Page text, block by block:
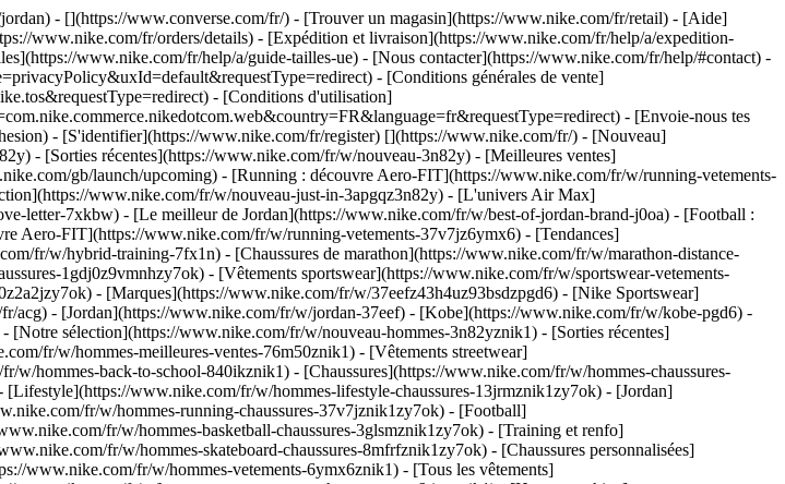
- [](https://www.converse.com/fr/) - [Trouver un magasin](https://www.nike.com/fr/retail) - [Aide]
www.nike.com/fr/orders/details) - [Expédition et livraison](https://www.nike.com/fr/help/a/expedition-
www.nike.com/fr/help/a/guide-tailles-ue) - [Nous contacter](https://www.nike.com/fr/help/#contact) -
- [Conditions générales de vente]
- [Conditions d'utilisation]
- [Envoie-nous tes
- [S'identifier](https://www.nike.com/fr/register) [](https://www.nike.com/fr/) - [Nouveau]
- [Sorties récentes](https://www.nike.com/fr/w/nouveau-3n82y) - [Meilleures ventes]
gb/launch/upcoming) - [Running : découvre Aero-FIT](https://www.nike.com/fr/w/running-vetements-
www.nike.com/fr/w/nouveau-just-in-3apgqz3n82y) - [L'univers Air Max]
letter-7xkbw) - [Le meilleur de Jordan](https://www.nike.com/fr/w/best-of-jordan-brand-j0oa) - [Football :
Aero-FIT](https://www.nike.com/fr/w/running-vetements-37v7jz6ymx6) - [Tendances]
fr/w/hybrid-training-7fx1n) - [Chaussures de marathon](https://www.nike.com/fr/w/marathon-distance-
1gdj0z9vmnhzy7ok) - [Vêtements sportswear](https://www.nike.com/fr/w/sportswear-vetements-
- [Marques](https://www.nike.com/fr/w/37eefz43h4uz93bsdzpgd6) - [Nike Sportswear]
- [Jordan](https://www.nike.com/fr/w/jordan-37eef) - [Kobe](https://www.nike.com/fr/w/kobe-pgd6) -
sélection](https://www.nike.com/fr/w/nouveau-hommes-3n82yznik1) - [Sorties récentes]
fr/w/hommes-meilleures-ventes-76m50znik1) - [Vêtements streetwear]
w/hommes-back-to-school-840ikznik1) - [Chaussures](https://www.nike.com/fr/w/hommes-chaussures-
www.nike.com/fr/w/hommes-lifestyle-chaussures-13jrmznik1zy7ok) - [Jordan]
fr/w/hommes-running-chaussures-37v7jznik1zy7ok) - [Football]
fr/w/hommes-basketball-chaussures-3glsmznik1zy7ok) - [Training et renfo]
fr/w/hommes-skateboard-chaussures-8mfrfznik1zy7ok) - [Chaussures personnalisées]
www.nike.com/fr/w/hommes-vetements-6ymx6znik1) - [Tous les vêtements]